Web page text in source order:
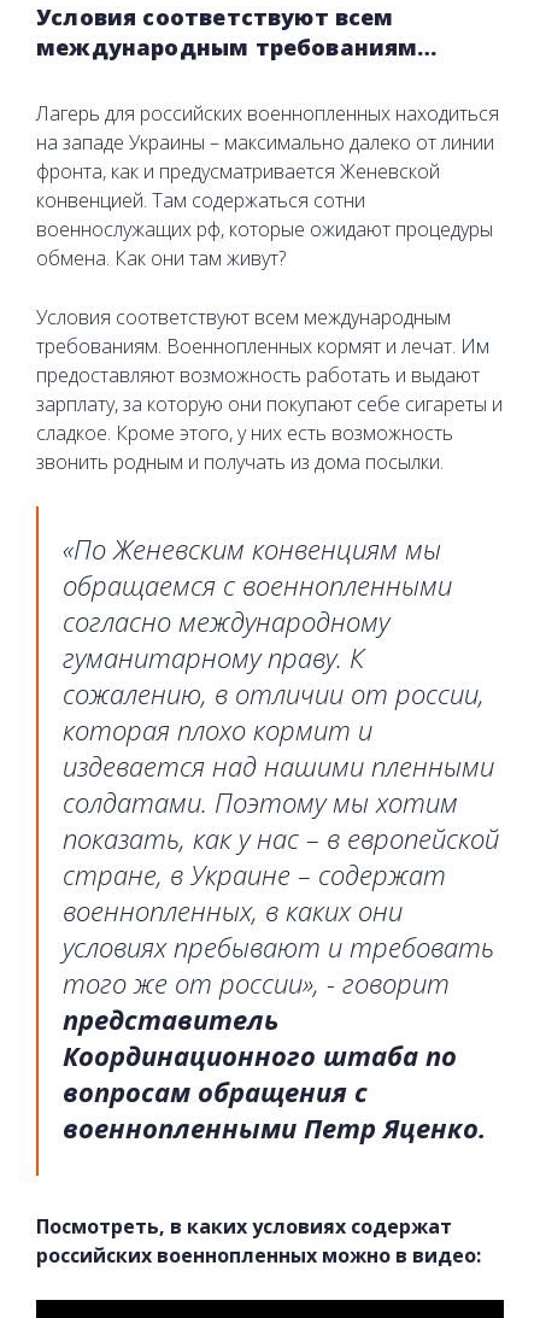
Условия соответствуют всем
международным требованиям…
Лагерь для российских военнопленных находиться
на западе Украины – максимально далеко от линии
фронта, как и предусматривается Женевской
конвенцией. Там содержаться сотни
военнослужащих рф, которые ожидают процедуры
обмена. Как они там живут?
Условия соответствуют всем международным
требованиям. Военнопленных кормят и лечат. Им
предоставляют возможность работать и выдают
зарплату, за которую они покупают себе сигареты и
сладкое. Кроме этого, у них есть возможность
звонить родным и получать из дома посылки.
«По Женевским конвенциям мы
обращаемся с военнопленными
согласно международному
гуманитарному праву. К
сожалению, в отличии от россии,
которая плохо кормит и
издевается над нашими пленными
солдатами. Поэтому мы хотим
показать, как у нас – в европейской
стране, в Украине – содержат
военнопленных, в каких они
условиях пребывают и требовать
того же от россии», - говорит
представитель
Координационного штаба по
вопросам обращения с
военнопленными Петр Яценко.
Посмотреть, в каких условиях содержат
российских военнопленных можно в видео: